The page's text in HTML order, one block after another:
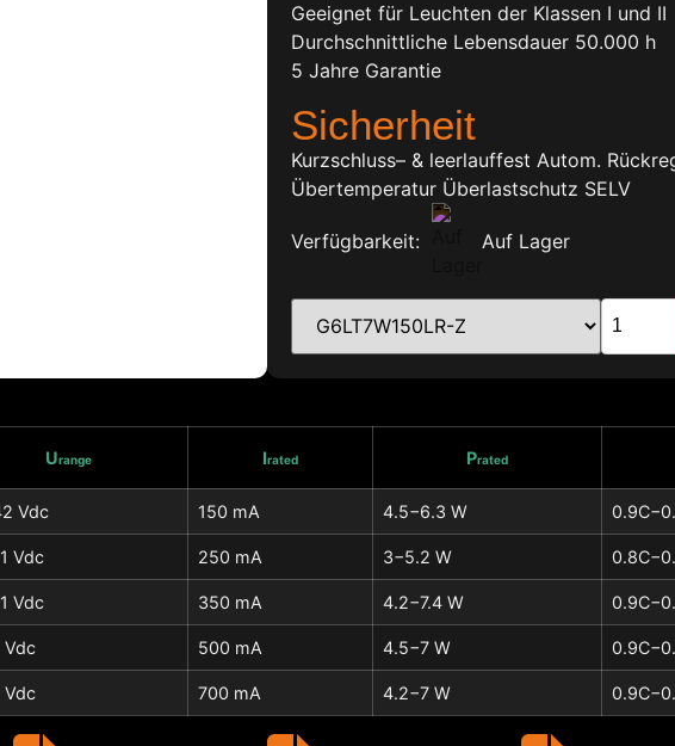
Geeignet für Leuchten der Klassen I und II
Durchschnittliche Lebensdauer 50.000 h
5 Jahre Garantie
Sicherheit
Kurzschluss– & leerlauffest Autom.
Übertemperatur Überlastschutz SELV
Verfügbarkeit: Auf Lager
Urange Irated Prated
Vdc 150 mA 4.5−6.3 W
Vdc 250 mA 3−5.2 W
Vdc 350 mA 4.2−7.4 W
Vdc 500 mA 4.5−7 W
Vdc 700 mA 4.2−7 W